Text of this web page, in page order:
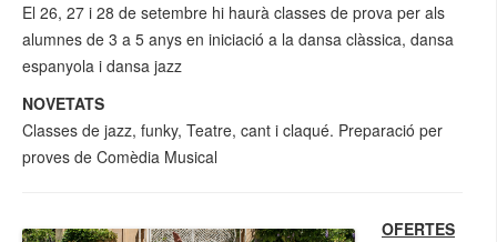
El 26, 27 i 28 de setembre hi haurà classes de prova per als
alumnes de 3 a 5 anys en iniciació a la dansa clàssica, dansa
espanyola i dansa jazz
NOVETATS
Classes de jazz, funky, Teatre, cant i claqué. Preparació per
proves de Comèdia Musical
OFERTES